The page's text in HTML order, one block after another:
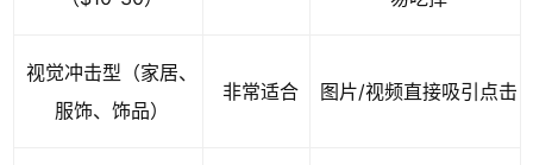
视觉冲击型（家居、
服饰、饰品）
非常适合 图片/视频直接吸引点击